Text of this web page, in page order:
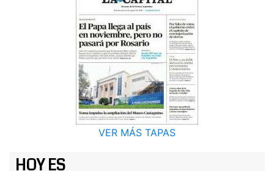
VER MÁS TAPAS
HOY ES